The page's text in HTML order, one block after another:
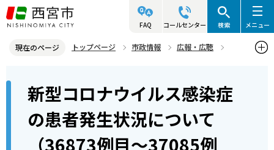
こ
の
ジ
FAQ コールセンター 検索 メニュー
現在のページ トップページ 市政情報
広報・広聴
新型コロナウイルス感染症の患者発生状況について（36873例目～3
7085例目）
新型コロナウイルス感染症
の患者発生状況について
（36873例目～37085例